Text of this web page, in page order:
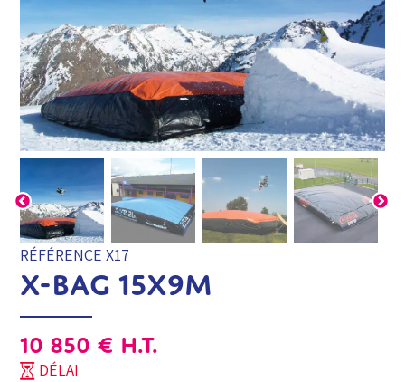
RÉFÉRENCE X17
X-BAG 15x9m
10 850 € H.T.
DÉLAI